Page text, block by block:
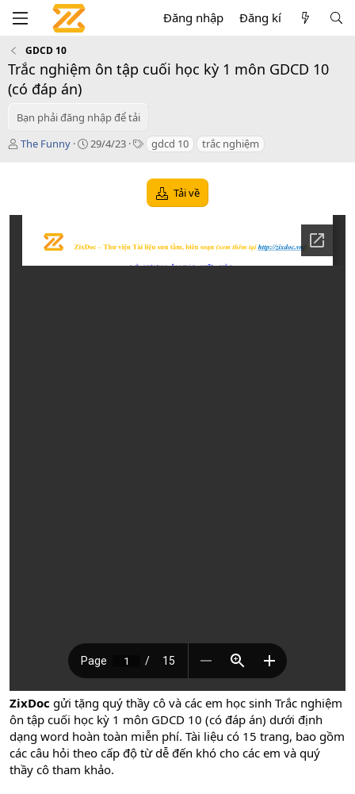
Đăng nhập Đăng kí
GDCD 10
Trắc nghiệm ôn tập cuối học kỳ 1 môn GDCD 10
(có đáp án)
Bạn phải đăng nhập để tải
T
ả
The Funny
C
29/4/23
T
s
gdcd 10 trắc nghiệm
Tải về
ZixDoc gửi tặng quý thầy cô và các em học sinh Trắc nghiệm
ôn tập cuối học kỳ 1 môn GDCD 10 (có đáp án) dưới định
dạng word hoàn toàn miễn phí. Tài liệu có 15 trang, bao gồm
các câu hỏi theo cấp độ từ dễ đến khó cho các em và quý
thầy cô tham khảo.